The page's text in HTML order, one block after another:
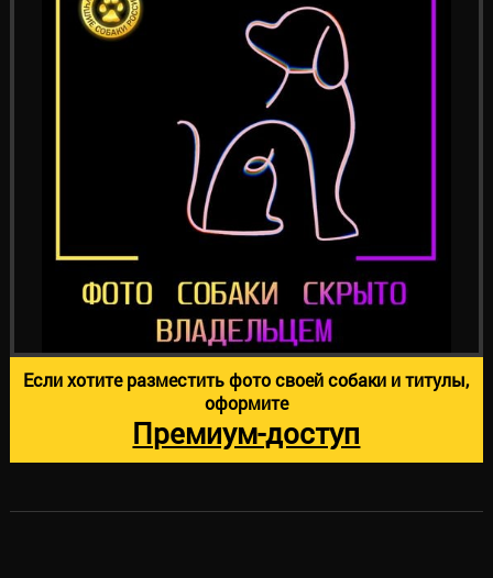
Если хотите разместить фото своей собаки и титулы,
оформите
Премиум-доступ